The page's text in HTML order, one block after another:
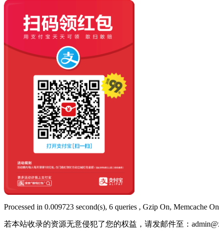
Processed in 0.009723 second(s), 6 queries , Gzip On, Memcache
若本站收录的资源无意侵犯了您的权益，请发邮件至：